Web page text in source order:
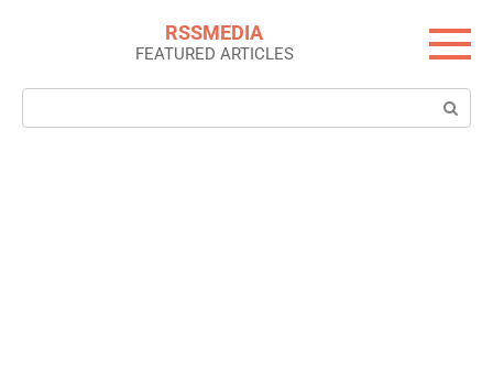
RSSMEDIA
FEATURED ARTICLES
Search: